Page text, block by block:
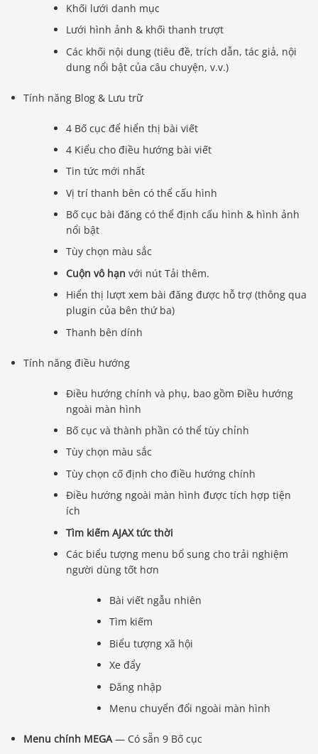
Khối lưới danh mục
Lưới hình ảnh & khối thanh trượt
Các khối nội dung (tiêu đề, trích dẫn, tác giả, nội
dung nổi bật của câu chuyện, v.v.)
Tính năng Blog & Lưu trữ
4 Bố cục để hiển thị bài viết
4 Kiểu cho điều hướng bài viết
Tin tức mới nhất
Vị trí thanh bên có thể cấu hình
Bố cục bài đăng có thể định cấu hình & hình ảnh
nổi bật
Tùy chọn màu sắc
Cuộn vô hạn với nút Tải thêm.
Hiển thị lượt xem bài đăng được hỗ trợ (thông qua
plugin của bên thứ ba)
Thanh bên dính
Tính năng điều hướng
Điều hướng chính và phụ, bao gồm Điều hướng
ngoài màn hình
Bố cục và thành phần có thể tùy chỉnh
Tùy chọn màu sắc
Tùy chọn cố định cho điều hướng chính
Điều hướng ngoài màn hình được tích hợp tiện
ích
Tìm kiếm AJAX tức thời
Các biểu tượng menu bổ sung cho trải nghiệm
người dùng tốt hơn
Bài viết ngẫu nhiên
Tìm kiếm
Biểu tượng xã hội
Xe đẩy
Đăng nhập
Menu chuyển đổi ngoài màn hình
Menu chính MEGA— Có sẵn 9 Bố cục